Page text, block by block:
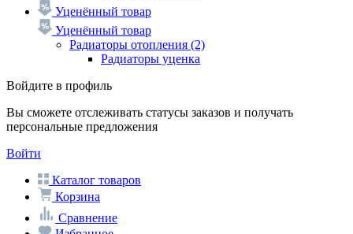
Уценённый товар
Уценённый товар
Радиаторы отопления (2)
Радиаторы уценка
Войдите в профиль
Вы сможете отслеживать статусы заказов и получать
персональные предложения
Войти
Каталог товаров
Корзина
Сравнение